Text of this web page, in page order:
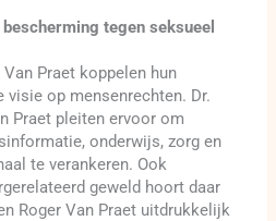
tegen seksueel
Praet koppelen hun
visie op mensenrechten. Dr.
Praet pleiten ervoor om
onderwijs, zorg en
te verankeren. Ook
geweld hoort daar
Roger Van Praet uitdrukkelijk